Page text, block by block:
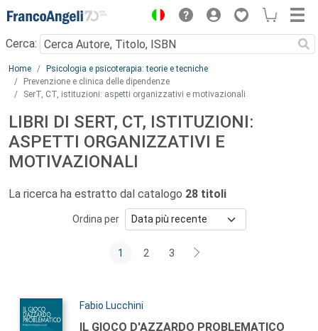
Menu
Cerca:
Main content
Home
Psicologia e psicoterapia: teorie e tecniche
Prevenzione e clinica delle dipendenze
SerT, CT, istituzioni: aspetti organizzativi e motivazionali
LIBRI DI SERT, CT, ISTITUZIONI:
ASPETTI ORGANIZZATIVI E
MOTIVAZIONALI
La ricerca ha estratto dal catalogo 28 titoli
Ordina per
1 2 3
Autori:
Fabio Lucchini
Titolo:
IL GIOCO D'AZZARDO PROBLEMATICO